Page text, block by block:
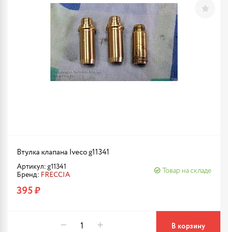
Втулка клапана Iveco g11341
Артикул: g11341
Бренд: FRECCIA
Товар на складе
395 ₽
В корзину